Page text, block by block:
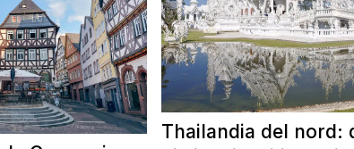
Thailandia del nord: